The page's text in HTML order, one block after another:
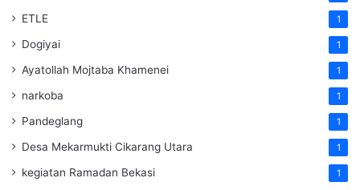
ETLE 1
Dogiyai 1
Ayatollah Mojtaba Khamenei 1
narkoba 1
Pandeglang 1
Desa Mekarmukti Cikarang Utara 1
kegiatan Ramadan Bekasi 1